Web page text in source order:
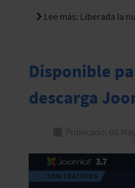
Lee más: Liberada la
Disponible
descarga
Publicado: 08